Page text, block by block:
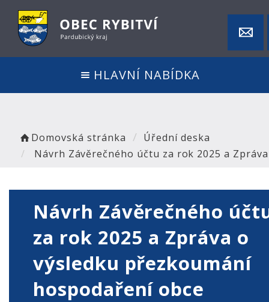
HLAVNÍ NABÍDKA
Domovská stránka
Úřední deska
Návrh Závěrečného účtu za rok 2025 a
Návrh Závěrečného
za rok 2025 a Zpráva o
výsledku přezkoumání
hospodaření obce